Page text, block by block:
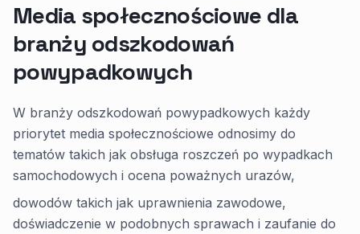
Media społecznościowe dla
branży odszkodowań
powypadkowych
W branży odszkodowań powypadkowych każdy
priorytet media społecznościowe odnosimy do
tematów takich jak obsługa roszczeń po wypadkach
samochodowych i ocena poważnych urazów,
dowodów takich jak uprawnienia zawodowe,
doświadczenie w podobnych sprawach i zaufanie do